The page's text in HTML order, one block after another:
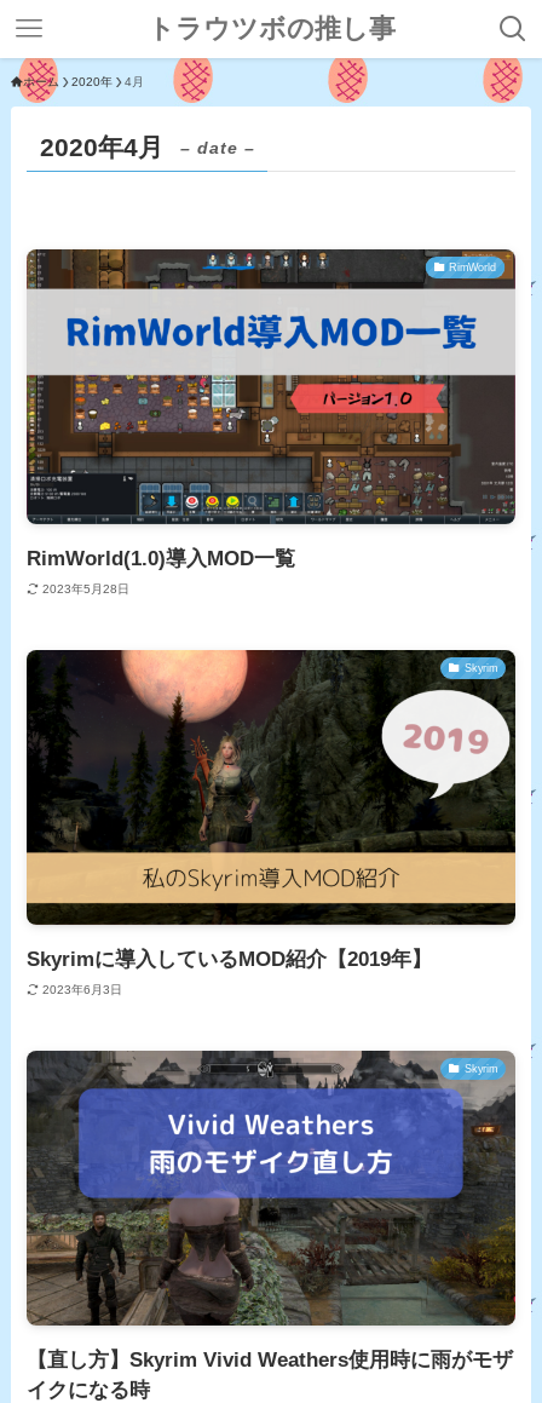
トラウツボの推し事
ホーム 2020年 4月
2020年4月 – date –
RimWorld
RimWorld(1.0)導入MOD一覧
2023年5月28日
Skyrim
Skyrimに導入しているMOD紹介【2019年】
2023年6月3日
Skyrim
【直し方】Skyrim Vivid Weathers使用時に雨がモザ
イクになる時